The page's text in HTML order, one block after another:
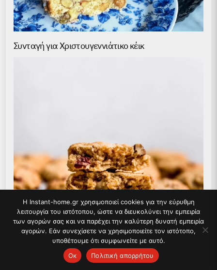
Συνταγή για Χριστουγεννιάτικο κέικ
Συνταγή για Χριστουγεννιάτικα μπισκότα με βρώμη
Η Instant-home.gr χρησιμοποιεί cookies για την εύρυθμη
λειτουργία του ιστότοπου, ώστε να διευκολύνει την εμπειρία
των αγορών σας και να παρέχει την καλύτερη δυνατή εμπειρία
αγορών. Εάν συνεχίσετε να χρησιμοποιείτε τον ιστότοπο,
υποθέτουμε ότι συμφωνείτε με αυτό.
Ок
Πολιτική απορρήτου